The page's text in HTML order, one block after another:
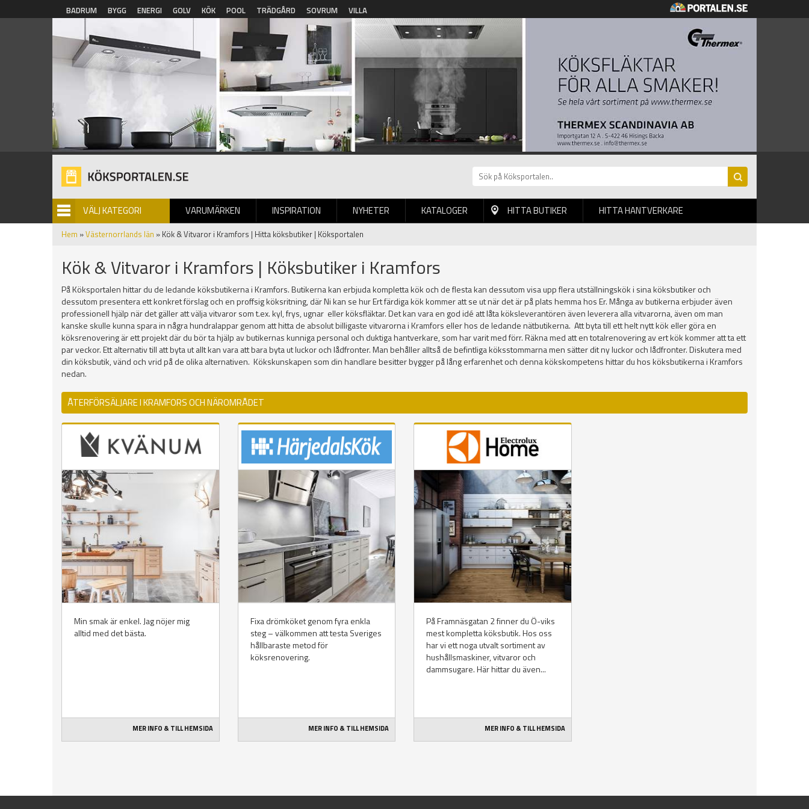
Hoppa till huvudinnehåll
BADRUM BYGG ENERGI GOLV KÖK POOL TRÄDGÅRD SOVRUM VILLA
VÄLJ KATEGORI VARUMÄRKEN INSPIRATION NYHETER
BILDGALLERI KATALOGER HITTA BUTIKER HITTA HANTVERKARE
Hem »Västernorrlands län » Kök & Vitvaror i Kramfors | Hitta köksbutiker | Köksportalen
Kök & Vitvaror i Kramfors | Köksbutiker i Kramfors
På Köksportalen hittar du de ledande köksbutikerna i Kramfors. Butikerna kan erbjuda kompletta kök och de flesta kan dessutom visa upp flera utställningskök i sina köksbutiker och
dessutom presentera ett konkret förslag och en proffsig köksritning, där Ni kan se hur Ert färdiga kök kommer att se ut när det är på plats hemma hos Er. Många av butikerna erbjuder även
professionell hjälp när det gäller att välja vitvaror som t.ex. kyl, frys, ugnar eller köksfläktar. Det kan vara en god idé att låta köksleverantören även leverera alla vitvarorna, även om man
kanske skulle kunna spara in några hundralappar genom att hitta de absolut billigaste vitvarorna i Kramfors eller hos de ledande nätbutikerna. Att byta till ett helt nytt kök eller göra en
köksrenovering är ett projekt där du bör ta hjälp av butikernas kunniga personal och duktiga hantverkare, som har varit med förr. Räkna med att en totalrenovering av ert kök kommer att ta ett
par veckor. Ett alternativ till att byta ut allt kan vara att bara byta ut luckor och lådfronter. Man behåller alltså de befintliga köksstommarna men sätter dit ny luckor och lådfronter. Diskutera med
din köksbutik, vänd och vrid på de olika alternativen. Kökskunskapen som din handlare besitter bygger på lång erfarenhet och denna kökskompetens hittar du hos köksbutikerna i Kramfors
nedan.
ÅTERFÖRSÄLJARE I KRAMFORS OCH NÄROMRÅDET
Min smak är enkel. Jag nöjer mig
alltid med det bästa.
MER INFO & TILL HEMSIDA
Fixa drömköket genom fyra enkla
steg – välkommen att testa Sveriges
hållbaraste metod för
köksrenovering.
MER INFO & TILL HEMSIDA
På Framnäsgatan 2 finner du Ö-viks
mest kompletta köksbutik. Hos oss
har vi ett noga utvalt sortiment av
hushållsmaskiner, vitvaror och
dammsugare. Här hittar du även...
MER INFO & TILL HEMSIDA